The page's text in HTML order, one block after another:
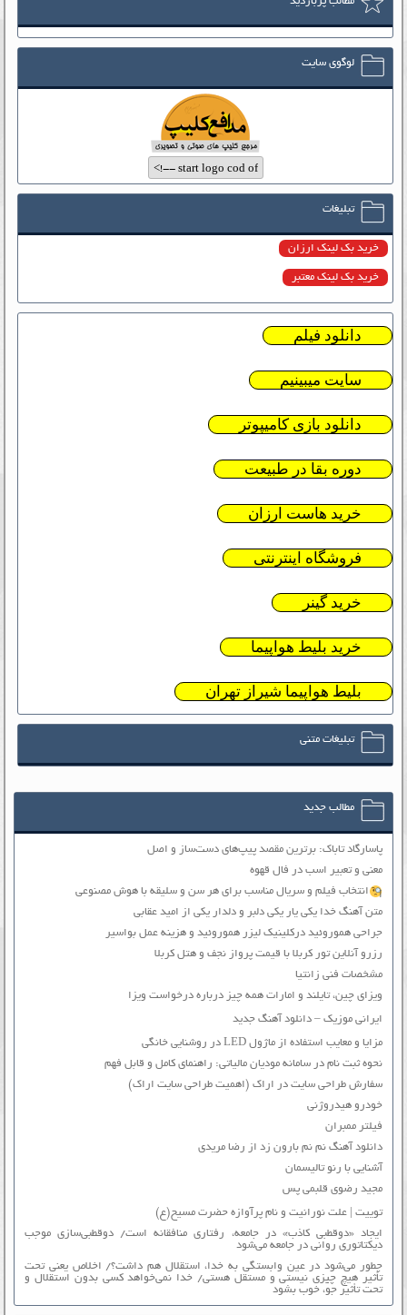
لوگوی سایت
تبلیغات
خرید بک لینک ارزان
خرید بک لینک معتبر
دانلود فیلم
سایت میبینیم
دانلود بازی کامیپوتر
دوره بقا در طبیعت
خرید هاست ارزان
فروشگاه اینترنتی
خرید گینر
خرید بلیط هواپیما
بلیط هواپیما شیراز تهران
تبلیغات متنی
مطالب جدید
پاسارگاد تاباک: برترین مقصد پیپ‌های دست‌ساز و اصل
معنی و تعبیر اسب در فال قهوه
انتخاب فیلم و سریال مناسب برای هر سن و سلیقه با هوش مصنوعی
متن آهنگ خدا یکی یار یکی دلبر و دلدار یکی از امید عقابی
جراحی هموروئید درکلینیک لیزر هموروئید و هزینه عمل بواسیر
رزرو آنلاین تور کربلا با قیمت پرواز نجف و هتل کربلا
مشخصات فنی زانتیا
ویزای چین، تایلند و امارات همه چیز درباره درخواست ویزا
ایرانی موزیک – دانلود آهنگ جدید
مزایا و معایب استفاده از ماژول LED در روشنایی خانگی
نحوه ثبت نام در سامانه مودیان مالیاتی: راهنمای کامل و قابل فهم
سفارش طراحی سایت در اراک (اهمیت طراحی سایت اراک)
خودرو هیدروژنی
فیلتر ممبران
دانلود آهنگ نم نم بارون زد از رضا مریدی
آشنایی با رنو تالیسمان
مجید رضوی قلبمی پس
توییت | علت نورانیت و نام پرآوازه حضرت مسیح(ع)
ایجاد «دوقطبی کاذب» در جامعه، رفتاری منافقانه است/ دوقطبی‌سازی موجب
دیکتاتوری روانی در جامعه می‌شود
چطور می‌شود در عین وابستگی به خدا، استقلال هم داشت؟/ اخلاص یعنی تحت
تأثیر هیچ چیزی نیستی و مستقل هستی/ خدا نمی‌خواهد کسی بدون استقلال و
تحت تأثیر جوّ، خوب بشود